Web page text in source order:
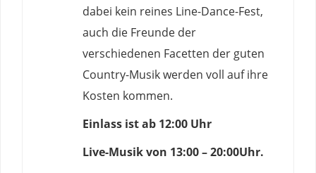
dabei kein reines Line-Dance-Fest,
auch die Freunde der
verschiedenen Facetten der guten
Country-Musik werden voll auf ihre
Kosten kommen.
Einlass ist ab 12:00 Uhr
Live-Musik von 13:00 – 20:00Uhr.